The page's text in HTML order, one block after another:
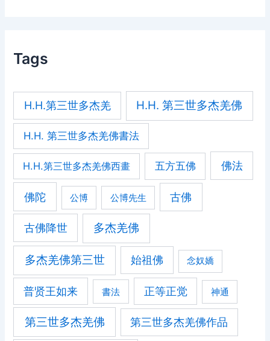
Tags
H.H.第三世多杰羌 H.H. 第三世多杰羌佛
H.H. 第三世多杰羌佛書法
H.H.第三世多杰羌佛西畫 五方五佛 佛法
佛陀 公博 公博先生 古佛
古佛降世 多杰羌佛
多杰羌佛第三世 始祖佛 念奴嬌
普贤王如来 書法 正等正觉 神通
第三世多杰羌佛 第三世多杰羌佛作品